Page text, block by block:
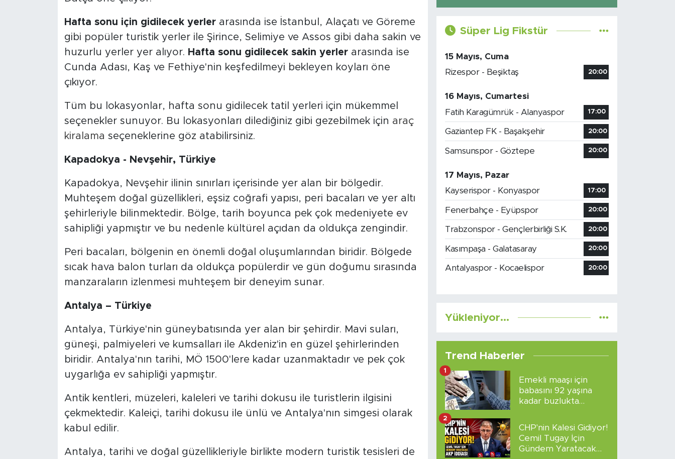
Hafta sonu için gidilecek yerlerarasında ise İstanbul, Alaçatı ve Göreme
gibi popüler turistik yerler ile Şirince, Selimiye ve Assos gibi daha sakin ve
huzurlu yerler yer alıyor. Hafta sonu gidilecek sakin yerlerarasında ise
Cunda Adası, Kaş ve Fethiye'nin keşfedilmeyi bekleyen koyları öne
çıkıyor.
Tüm bu lokasyonlar, hafta sonu gidilecek tatil yerleri için mükemmel
seçenekler sunuyor. Bu lokasyonları dilediğiniz gibi gezebilmek için araç
kiralama seçeneklerine göz atabilirsiniz.
Kapadokya - Nevşehir, Türkiye
Kapadokya, Nevşehir ilinin sınırları içerisinde yer alan bir bölgedir.
Muhteşem doğal güzellikleri, eşsiz coğrafi yapısı, peri bacaları ve yer altı
şehirleriyle bilinmektedir. Bölge, tarih boyunca pek çok medeniyete ev
sahipliği yapmıştır ve bu nedenle kültürel açıdan da oldukça zengindir.
Peri bacaları, bölgenin en önemli doğal oluşumlarından biridir. Bölgede
sıcak hava balon turları da oldukça popülerdir ve gün doğumu sırasında
manzaraların izlenmesi muhteşem bir deneyim sunar.
Antalya – Türkiye
Antalya, Türkiye'nin güneybatısında yer alan bir şehirdir. Mavi suları,
güneşi, palmiyeleri ve kumsalları ile Akdeniz'in en güzel şehirlerinden
biridir. Antalya'nın tarihi, MÖ 1500'lere kadar uzanmaktadır ve pek çok
uygarlığa ev sahipliği yapmıştır.
Antik kentleri, müzeleri, kaleleri ve tarihi dokusu ile turistlerin ilgisini
çekmektedir. Kaleiçi, tarihi dokusu ile ünlü ve Antalya'nın simgesi olarak
kabul edilir.
Antalya, tarihi ve doğal güzellikleriyle birlikte modern turistik tesisleri de
Süper Lig Fikstür
15 Mayıs, Cuma
Rizespor - Beşiktaş
20:00
16 Mayıs, Cumartesi
Fatih Karagümrük - Alanyaspor
17:00
Gaziantep FK - Başakşehir 20:00
Samsunspor - Göztepe 20:00
17 Mayıs, Pazar
Kayserispor - Konyaspor
17:00
Fenerbahçe - Eyüpspor 20:00
Trabzonspor - Gençlerbirliği S.K. 20:00
Kasımpaşa - Galatasaray 20:00
Antalyaspor - Kocaelispor 20:00
Yükleniyor...
Trend Haberler
Emekli maaşı için
babasını 92 yaşına
kadar buzlukta
1
CHP'nin Kalesi Gidiyor!
Cemil Tugay İçin
Gündem Yaratacak
2